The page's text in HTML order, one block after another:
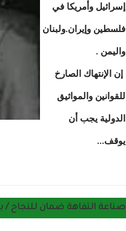
إسرائيل وأمريكا في
فلسطين وإيران.ولبنان
واليمن .
إن الإنتهاك الصارخ
للقوانين والمواثيق
الدولية يجب أن
يوقف...
صناعة التفاهة ضمان للنجاح /